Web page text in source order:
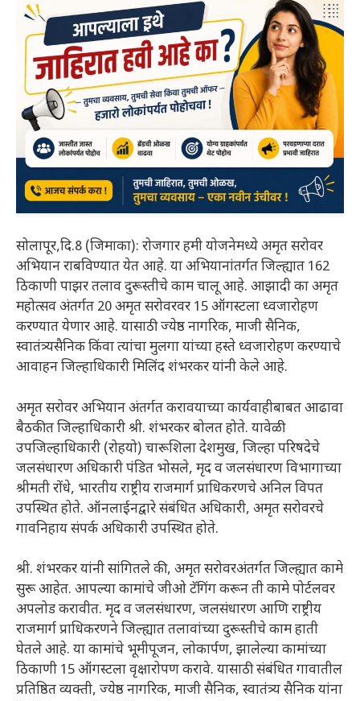
सोलापूर,दि.8 (जिमाका): रोजगार हमी योजनेमध्ये अमृत सरोवर
अभियान राबविण्यात येत आहे. या अभियानांतर्गत जिल्ह्यात 162
ठिकाणी पाझर तलाव दुरूस्तीचे काम चालू आहे. आझादी का अमृत
महोत्सव अंतर्गत 20 अमृत सरोवरवर 15 ऑगस्टला ध्वजारोहण
करण्यात येणार आहे. यासाठी ज्येष्ठ नागरिक, माजी सैनिक,
स्वातंत्र्यसैनिक किंवा त्यांचा मुलगा यांच्या हस्ते ध्वजारोहण करण्याचे
आवाहन जिल्हाधिकारी मिलिंद शंभरकर यांनी केले आहे.
अमृत सरोवर अभियान अंतर्गत करावयाच्या कार्यवाहीबाबत आढावा
बैठकीत जिल्हाधिकारी श्री. शंभरकर बोलत होते. यावेळी
उपजिल्हाधिकारी (रोहयो) चारूशिला देशमुख, जिल्हा परिषदेचे
जलसंधारण अधिकारी पंडित भोसले, मृद व जलसंधारण विभागाच्या
श्रीमती रोंधे, भारतीय राष्ट्रीय राजमार्ग प्राधिकरणचे अनिल विपत
उपस्थित होते. ऑनलाईनद्वारे संबंधित अधिकारी, अमृत सरोवरचे
गावनिहाय संपर्क अधिकारी उपस्थित होते.
श्री. शंभरकर यांनी सांगितले की, अमृत सरोवरअंतर्गत जिल्ह्यात कामे
सुरू आहेत. आपल्या कामांचे जीओ टॅगिंग करून ती कामे पोर्टलवर
अपलोड करावीत. मृद व जलसंधारण, जलसंधारण आणि राष्ट्रीय
राजमार्ग प्राधिकरणने जिल्ह्यात तलावांच्या दुरूस्तीचे काम हाती
घेतले आहे. या कामांचे भूमीपूजन, लोकार्पण, झालेल्या कामांच्या
ठिकाणी 15 ऑगस्टला वृक्षारोपण करावे. यासाठी संबंधित गावातील
प्रतिष्ठित व्यक्ती, ज्येष्ठ नागरिक, माजी सैनिक, स्वातंत्र्य सैनिक यांना